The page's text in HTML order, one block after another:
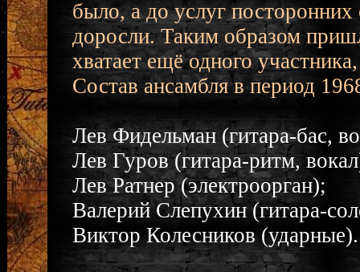
было, а до услуг посторонних
доросли. Таким образом
хватает ещё одного
Состав ансамбля в период
Лев Фидельман (гитара-бас,
Лев Гуров (гитара-ритм,
Лев Ратнер (электроорган);
Валерий Слепухин (гитара-
Виктор Колесников (ударные).